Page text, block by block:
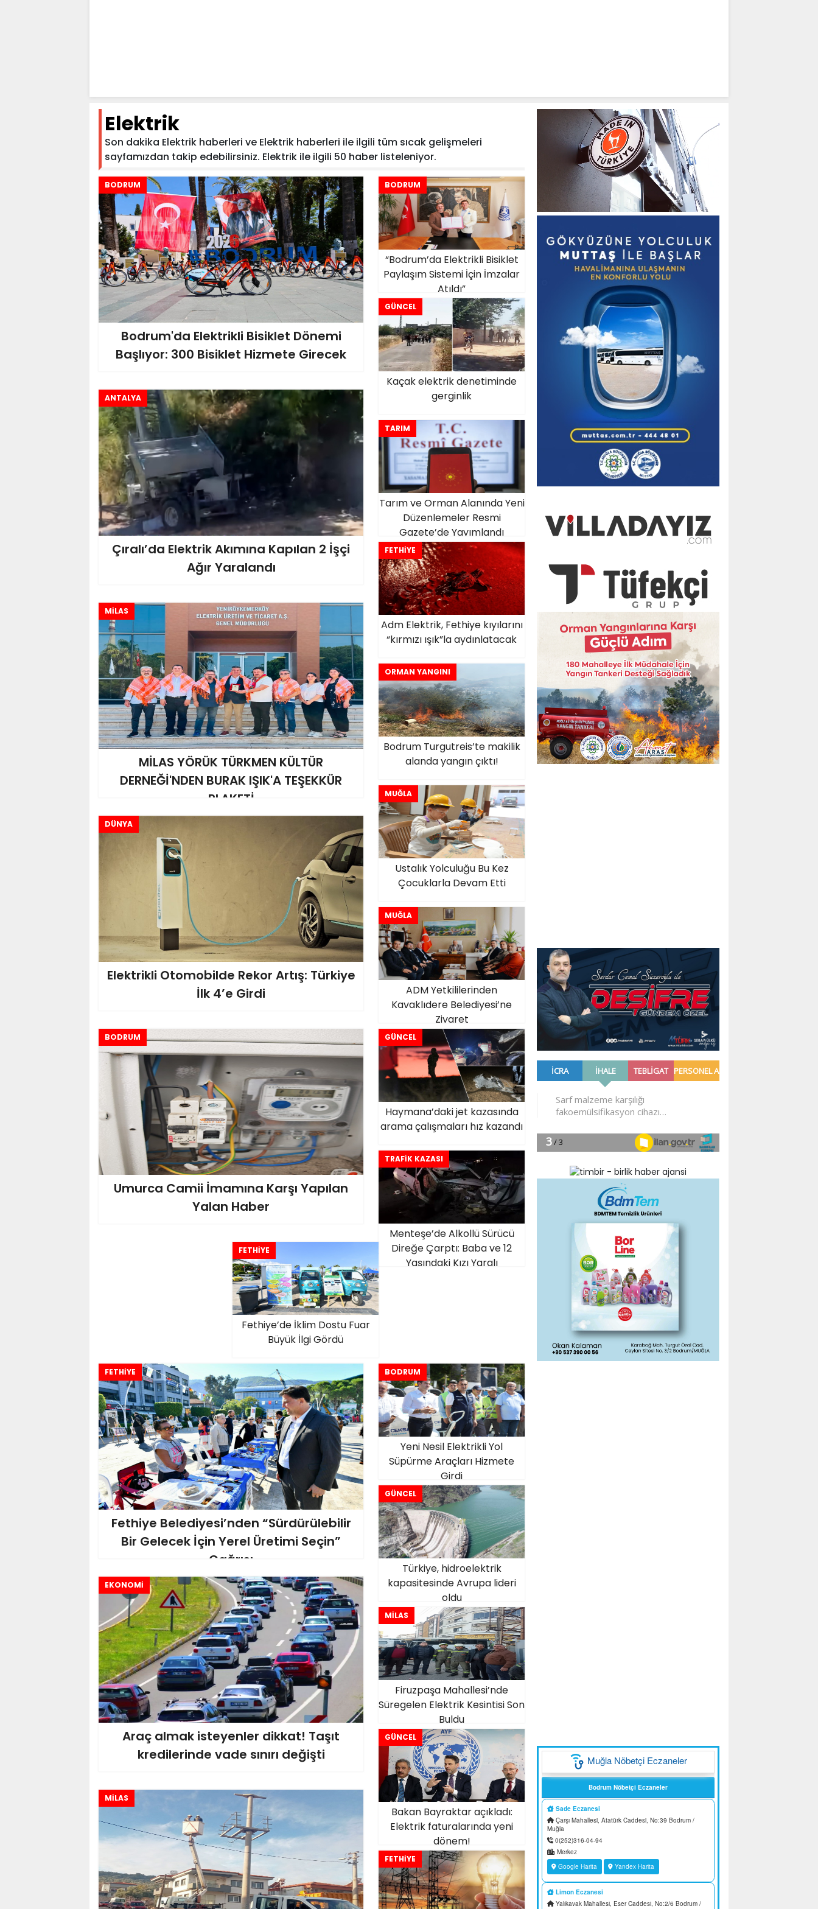
Elektrik
Son dakika Elektrik haberleri ve Elektrik haberleri ile ilgili tüm sıcak gelişmeleri
sayfamızdan takip edebilirsiniz. Elektrik ile ilgili 50 haber listeleniyor.
BODRUM
Bodrum'da Elektrikli Bisiklet Dönemi
Başlıyor: 300 Bisiklet Hizmete Girecek
BODRUM
“Bodrum’da Elektrikli Bisiklet
Paylaşım Sistemi İçin İmzalar
Atıldı”
GÜNCEL
Kaçak elektrik denetiminde
gerginlik
ANTALYA
Çıralı’da Elektrik Akımına Kapılan 2 İşçi
Ağır Yaralandı
TARIM
Tarım ve Orman Alanında Yeni
Düzenlemeler Resmi
Gazete’de Yayımlandı
FETHİYE
Adm Elektrik, Fethiye kıyılarını
“kırmızı ışık”la aydınlatacak
MİLAS
MİLAS YÖRÜK TÜRKMEN KÜLTÜR
DERNEĞİ'NDEN BURAK IŞIK'A TEŞEKKÜR
PLAKETİ
ORMAN YANGINI
Bodrum Turgutreis’te makilik
alanda yangın çıktı!
MUĞLA
Ustalık Yolculuğu Bu Kez
Çocuklarla Devam Etti
DÜNYA
Elektrikli Otomobilde Rekor Artış: Türkiye
İlk 4’e Girdi
MUĞLA
ADM Yetkililerinden
Kavaklıdere Belediyesi’ne
Ziyaret
GÜNCEL
Haymana’daki jet kazasında
arama çalışmaları hız kazandı
BODRUM
Umurca Camii İmamına Karşı Yapılan
Yalan Haber
TRAFİK KAZASI
Menteşe’de Alkollü Sürücü
Direğe Çarptı: Baba ve 12
Yaşındaki Kızı Yaralı
FETHİYE
Fethiye’de İklim Dostu Fuar
Büyük İlgi Gördü
FETHİYE
Fethiye Belediyesi’nden “Sürdürülebilir
Bir Gelecek İçin Yerel Üretimi Seçin”
Çağrısı
BODRUM
Yeni Nesil Elektrikli Yol
Süpürme Araçları Hizmete
Girdi
GÜNCEL
Türkiye, hidroelektrik
kapasitesinde Avrupa lideri
oldu
EKONOMİ
Araç almak isteyenler dikkat! Taşıt
kredilerinde vade sınırı değişti
MİLAS
Firuzpaşa Mahallesi’nde
Süregelen Elektrik Kesintisi Son
Buldu
GÜNCEL
Bakan Bayraktar açıkladı:
Elektrik faturalarında yeni
dönem!
MİLAS
FETHİYE